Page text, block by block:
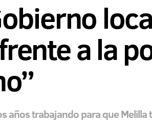
a la
años trabajando para que